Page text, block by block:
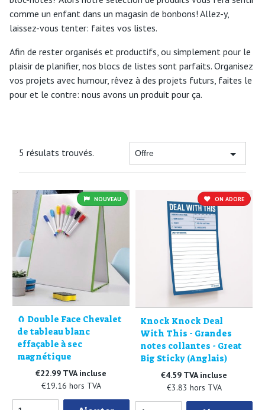
comme un enfant dans un magasin de bonbons! Allez-y,
laissez-vous tenter: faites vos listes.
Afin de rester organisés et productifs, ou simplement pour le
plaisir de planifier, nos blocs de listes sont parfaits. Organisez
vos projets avec humour, rêvez à des projets futurs, faites le
pour et le contre: nous avons un produit pour ça.
5 résulats trouvés.
NOUVEAU
🧲 Double Face Chevalet
de tableau blanc
effaçable à sec
magnétique
€22.99 TVA incluse
€19.16 hors TVA
ON ADORE
Knock Knock Deal
With This - Grandes
notes collantes - Great
Big Sticky (Anglais)
€4.59 TVA incluse
€3.83 hors TVA